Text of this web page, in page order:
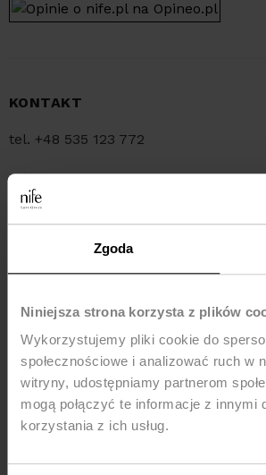
Zgoda
Niniejsza strona korzysta z plików
Wykorzystujemy pliki cookie do
społecznościowe i analizować ruch
witryny, udostępniamy partnerom
mogą połączyć te informacje z
korzystania z ich usług.
KONTAKT
tel. +48 535 123 772
tel. +48 34 321 30 55
MEDIA e-mail:pr@nife.pl
WYSYŁKA